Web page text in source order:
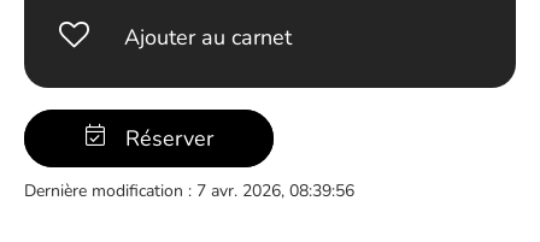
Ajouter au carnet
Réserver
Dernière modification : 7 avr. 2026, 08:39:56